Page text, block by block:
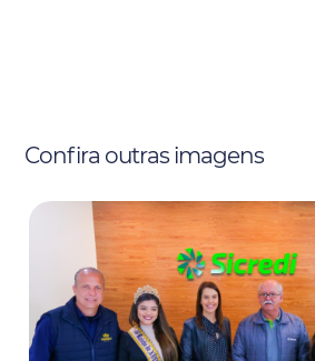
Confira outras imagens